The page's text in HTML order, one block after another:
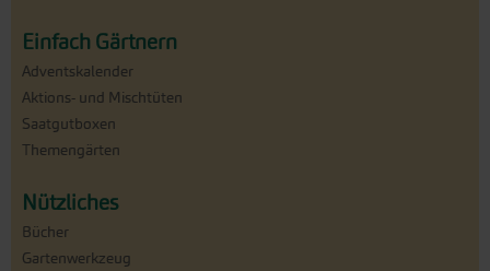
Einfach Gärtnern
Adventskalender
Aktions- und Mischtüten
Saatgutboxen
Themengärten
Nützliches
Bücher
Gartenwerkzeug